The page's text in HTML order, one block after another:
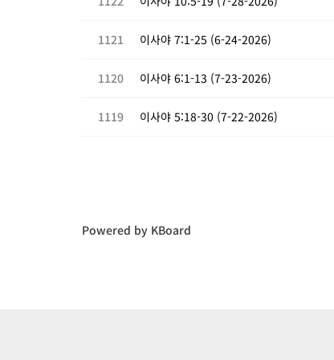
1121 이사야 7:1-25 (6-24-2026)
1120 이사야 6:1-13 (7-23-2026)
1119 이사야 5:18-30 (7-22-2026)
Powered by KBoard